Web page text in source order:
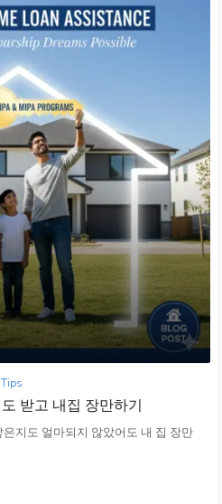
Tips
받고 내집 장만하기
지도 얼마되지 않았어도 내 집 장만